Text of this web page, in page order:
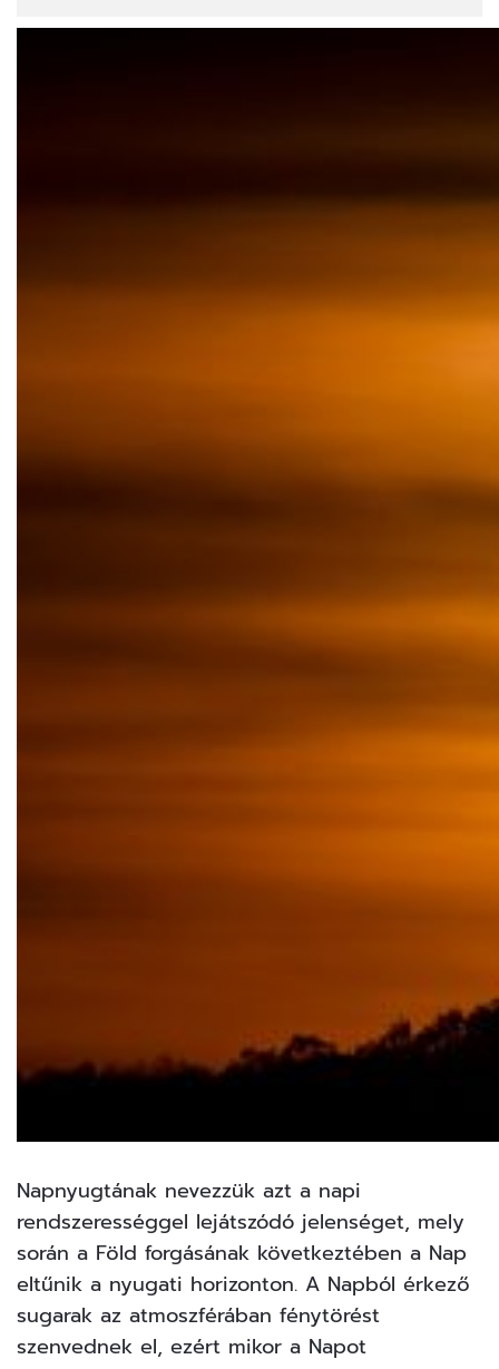
Napnyugtának nevezzük azt a napi
rendszerességgel lejátszódó jelenséget, mely
során a Föld forgásának következtében a Nap
eltűnik a nyugati horizonton. A Napból érkező
sugarak az atmoszférában fénytörést
szenvednek el, ezért mikor a Napot